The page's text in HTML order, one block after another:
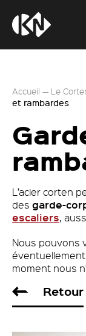
Accueil — Le
et rambardes
L’acier corten
des garde-
escaliers,
Nous pouvons
éventuellement
moment nous
Retour